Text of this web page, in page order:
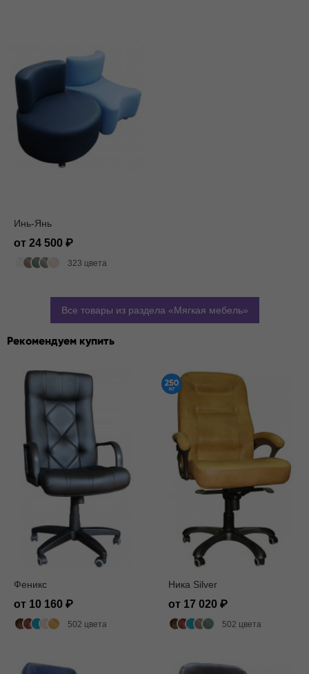
Инь-Янь
от 24 500
323 цвета
Все товары из раздела Мягкая мебель
Рекомендуем купить
Феникс
от 10 160
502 цвета
Ника Silver
от 17 020
502 цвета